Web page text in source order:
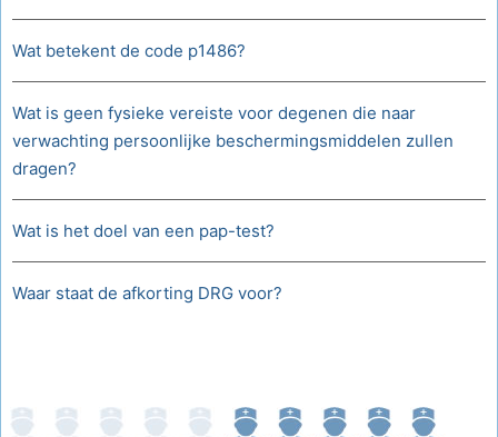
Wat betekent de code p1486?
Wat is geen fysieke vereiste voor degenen die naar
verwachting persoonlijke beschermingsmiddelen zullen
dragen?
Wat is het doel van een pap-test?
Waar staat de afkorting DRG voor?